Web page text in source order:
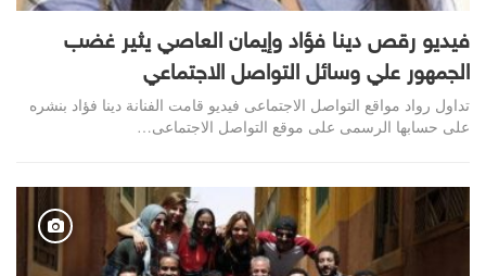
فيديو رقص دينا فؤاد وإيمان العاصي يثير غضب
الجمهور علي وسائل التواصل الاجتماعي
تداول رواد مواقع التواصل الاجتماعى فيديو قامت الفنانة دينا فؤاد بنشره
على حسابها الرسمى على موقع التواصل الاجتماعى…